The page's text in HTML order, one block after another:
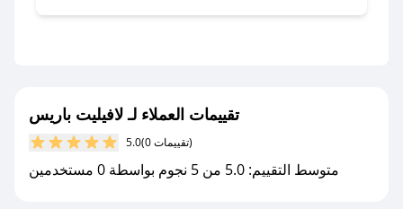
مع صحصح، تسوق بذكاء ووفّر على كل مشترياتك مع
كوبونات خصم حصرية من لافيليت باريس!
تقييمات العملاء لـ لافيليت باريس
5.0 (0 تقييمات)
متوسط التقييم: 5.0 من 5 نجوم بواسطة 0 مستخدمين